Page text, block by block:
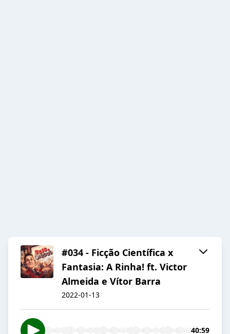
#034 - Ficção Científica x
Fantasia: A Rinha! ft. Victor
Almeida e Vítor Barra
2022-01-13
40:59